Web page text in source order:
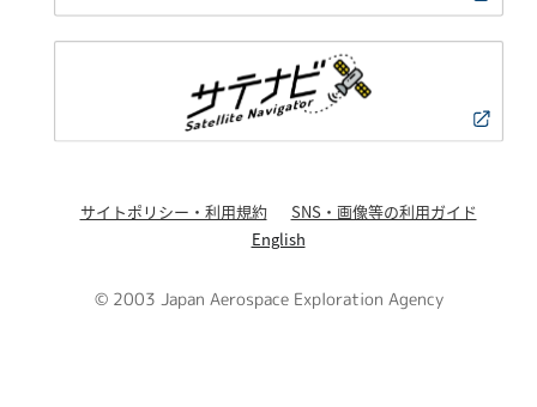
サイトポリシー・利用規約
SNS・画像等の利用ガイド
English
© 2003 Japan Aerospace Exploration Agency